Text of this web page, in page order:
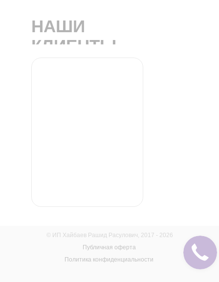
НАШИ
КЛИЕНТЫ
Публичная оферта
© ИП Хайбаев Рашид Расулович, 2017 - 2026
Политика конфиденциальности